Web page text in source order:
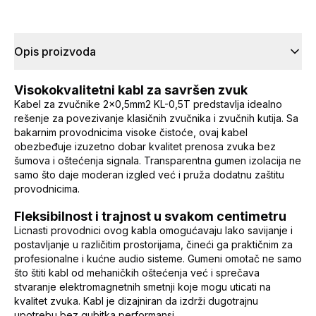
Opis proizvoda
Visokokvalitetni kabl za savršen zvuk
Kabel za zvučnike 2x0,5mm2 KL-0,5T predstavlja idealno
rešenje za povezivanje klasičnih zvučnika i zvučnih kutija. Sa
bakarnim provodnicima visoke čistoće, ovaj kabel
obezbeđuje izuzetno dobar kvalitet prenosa zvuka bez
šumova i oštećenja signala. Transparentna gumen izolacija ne
samo što daje moderan izgled već i pruža dodatnu zaštitu
provodnicima.
Fleksibilnost i trajnost u svakom centimetru
Licnasti provodnici ovog kabla omogućavaju lako savijanje i
postavljanje u različitim prostorijama, čineći ga praktičnim za
profesionalne i kućne audio sisteme. Gumeni omotač ne samo
što štiti kabl od mehaničkih oštećenja već i sprečava
stvaranje elektromagnetnih smetnji koje mogu uticati na
kvalitet zvuka. Kabl je dizajniran da izdrži dugotrajnu